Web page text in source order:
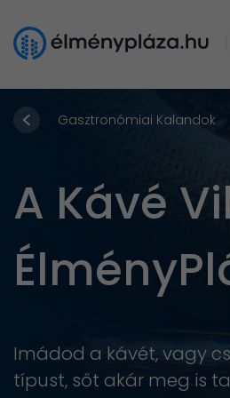
Gasztronómiai Kalandok
A Kávé
Imádod a kávét, vagy
típust, sőt akár meg is